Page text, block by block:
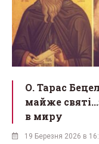
О. Тарас
майже
в миру
19 Березня 2026 в